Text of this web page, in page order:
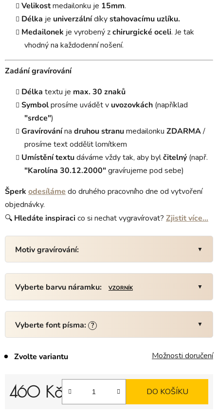
Velikostmedailonku je 15mm.
Délka je univerzálnídíkystahovacímu uzlíku.
Medailonek je vyrobený zchirurgické oceli. Je tak
vhodný na každodenní nošení.
Zadání gravírování
Délka textu je max. 30 znaků
Symbolprosíme uvádět v uvozovkách (například
"srdce")
Gravírovánína druhou stranumedailonku ZDARMA/
prosíme text oddělit lomítkem
Umístění textudáváme vždy tak, aby bylčitelný (např.
"Karolína 30.12.2000"gravírujeme pod sebe)
Šperk odesíláme do druhého pracovního dne od vytvoření
objednávky.
🔍 Hledáte inspiracico si nechat vygravírovat? Zjistit více…
Motiv gravírování:
Vyberte barvu náramku: VZORNÍK
Vyberte font písma: ?
Zvolte variantu Možnosti doručení
460 Kč DO KOŠÍKU